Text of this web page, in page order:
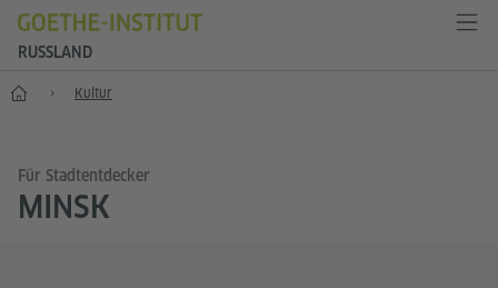
RUSSLAND
Start Kultur
Für Stadtentdecker
MINSK